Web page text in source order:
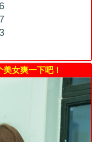
女爽一下吧！